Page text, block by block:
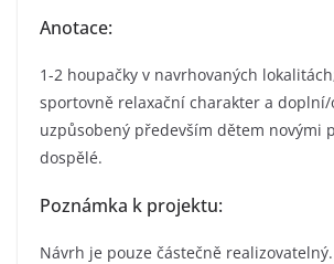
Anotace:
1-2 houpačky v navrhovaných
sportovně relaxační charakter a
uzpůsobený především dětem novými
dospělé.
Poznámka k projektu:
Návrh je pouze částečně